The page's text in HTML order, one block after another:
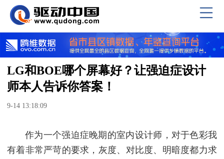
LG和BOE哪个屏幕好？让强迫症设计
师本人告诉你答案！
9-14 13:18:09
作为一个强迫症晚期的室内设计师，对于色彩我
有着非常严苛的要求，灰度、对比度、明暗度都力求